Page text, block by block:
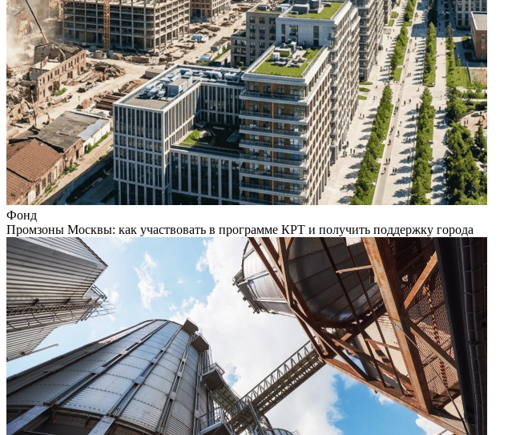
Фонд
Промзоны Москвы: как участвовать в программе КРТ и получить поддержку города